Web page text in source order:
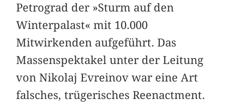
Petrograd der »Sturm auf den
Winterpalast« mit 10.000
Mitwirkenden aufgeführt. Das
Massenspektakel unter der Leitung
von Nikolaj Evreinov war eine Art
falsches, trügerisches Reenactment.